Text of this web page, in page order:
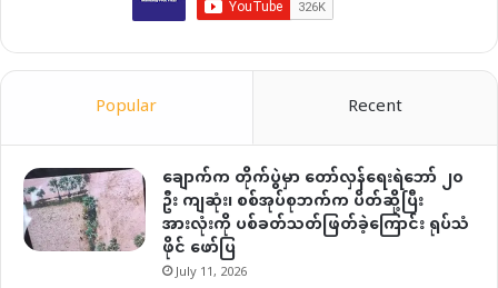
Popular Recent
ချောက်က တိုက်ပွဲမှာ တော်လှန်ရေးရဲဘော် ၂၀
ဦး ကျဆုံး၊ စစ်အုပ်စုဘက်က ပိတ်ဆို့ပြီး
အားလုံးကို ပစ်ခတ်သတ်ဖြတ်ခဲ့ကြောင်း ရုပ်သံ
ဖိုင် ဖော်ပြ
July 11, 2026